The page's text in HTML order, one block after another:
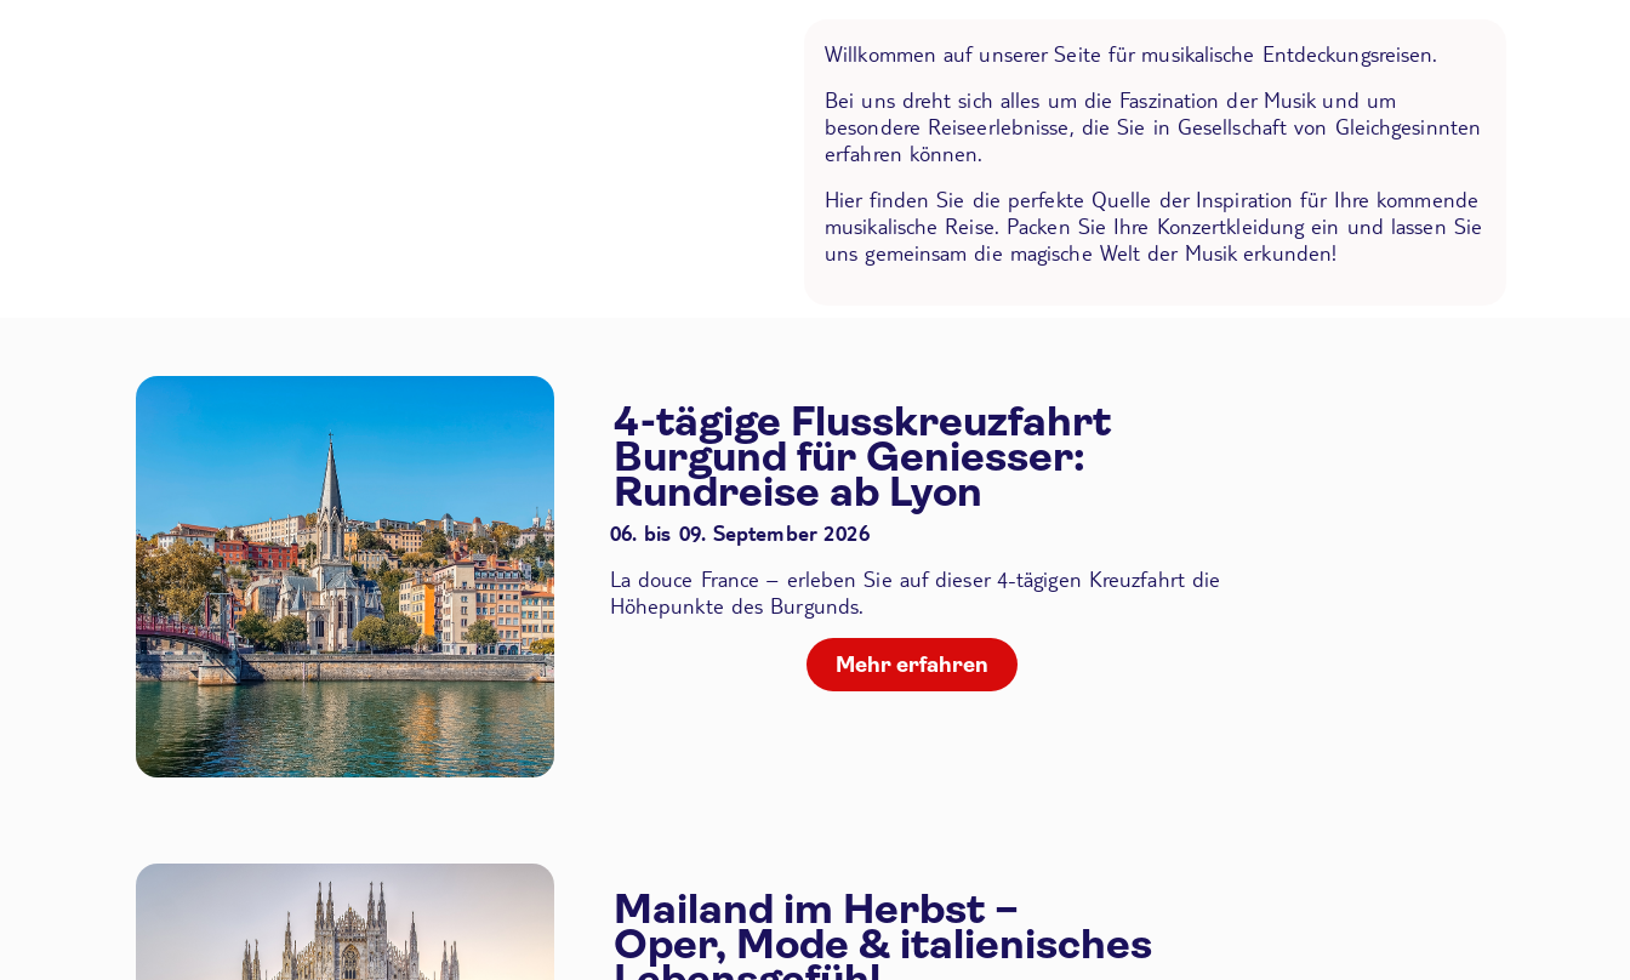
Willkommen auf unserer Seite für musikalische Entdeckungsreisen.
Bei uns dreht sich alles um die Faszination der Musik und um
besondere Reiseerlebnisse, die Sie in Gesellschaft von Gleichgesinnten
erfahren können.
Hier finden Sie die perfekte Quelle der Inspiration für Ihre kommende
musikalische Reise. Packen Sie Ihre Konzertkleidung ein und lassen Sie
uns gemeinsam die magische Welt der Musik erkunden!
4-tägige Flusskreuzfahrt
Burgund für Geniesser:
Rundreise ab Lyon
06. bis 09. September 2026
La douce France – erleben Sie auf dieser 4-tägigen Kreuzfahrt die
Höhepunkte des Burgunds.
Mehr erfahren
Mailand im Herbst –
Oper, Mode & italienisches